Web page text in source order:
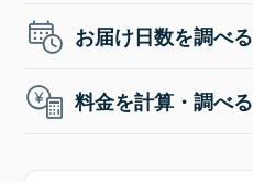
お届け日数を調べる
料金を計算・調べる